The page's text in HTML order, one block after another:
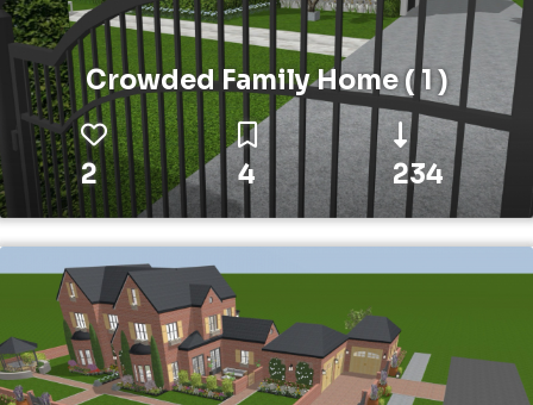
Crowded Family Home ( 1 )
2 4 234